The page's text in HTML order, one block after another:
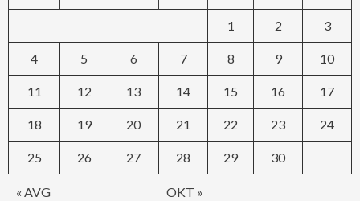
« AVG OKT »
1 2 3
4 5 6 7 8 9 10
11 12 13 14 15 16 17
18 19 20 21 22 23 24
25 26 27 28 29 30